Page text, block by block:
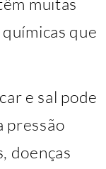
que
e sal pode
pressão
doenças